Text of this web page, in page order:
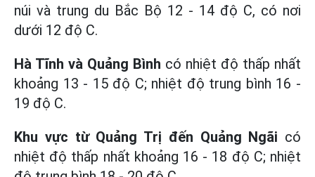
núi và trung du Bắc Bộ 12 - 14 độ C, có nơi
dưới 12 độ C.
Hà Tĩnh và Quảng Bình có nhiệt độ thấp nhất
khoảng 13 - 15 độ C; nhiệt độ trung bình 16 -
19 độ C.
Khu vực từ Quảng Trị đến Quảng Ngãi có
nhiệt độ thấp nhất khoảng 16 - 18 độ C; nhiệt